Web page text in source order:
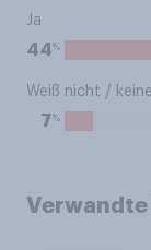
Ja
44%
Weiß nicht /
7%
Verwandte